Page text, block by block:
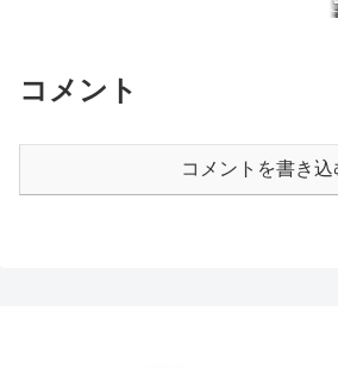
コメント
コメントを書き込